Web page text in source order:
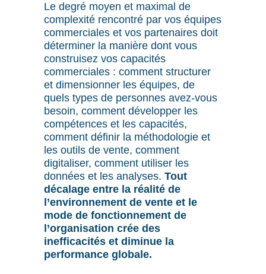
Le degré moyen et maximal de
complexité rencontré par vos équipes
commerciales et vos partenaires doit
déterminer la manière dont vous
construisez vos capacités
commerciales : comment structurer
et dimensionner les équipes, de
quels types de personnes avez-vous
besoin, comment développer les
compétences et les capacités,
comment définir la méthodologie et
les outils de vente, comment
digitaliser, comment utiliser les
données et les analyses. Tout
décalage entre la réalité de
l’environnement de vente et le
mode de fonctionnement de
l’organisation crée des
inefficacités et diminue la
performance globale.